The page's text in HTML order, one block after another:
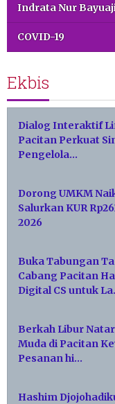
Indrata Nur
COVID-19
Ekbis
Dialog Interaktif
Pacitan Perkuat
Pengelola…
Dorong UMKM
Salurkan KUR
2026
Buka Tabungan
Cabang Pacitan
Digital CS untuk
Berkah Libur
Muda di Pacitan
Pesanan hi…
Hashim